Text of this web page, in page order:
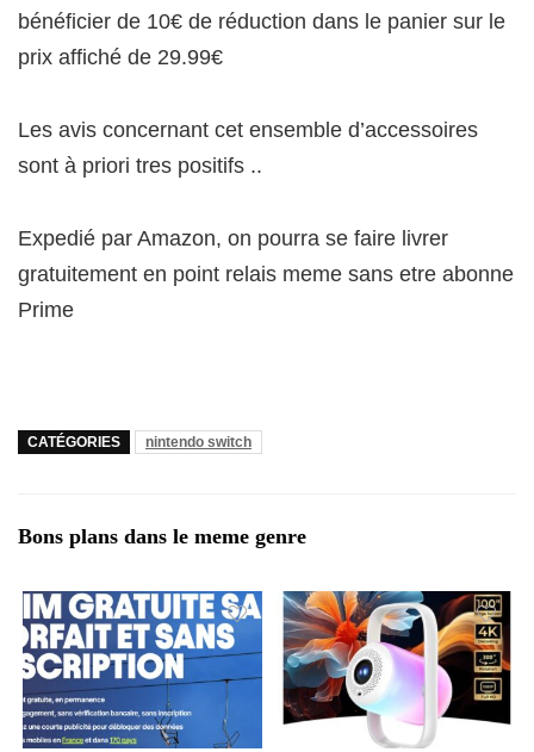
bénéficier de 10€ de réduction dans le panier sur le
prix affiché de 29.99€
Les avis concernant cet ensemble d’accessoires
sont à priori tres positifs ..
Expedié par Amazon, on pourra se faire livrer
gratuitement en point relais meme sans etre abonne
Prime
CATÉGORIES nintendo switch
Bons plans dans le meme genre